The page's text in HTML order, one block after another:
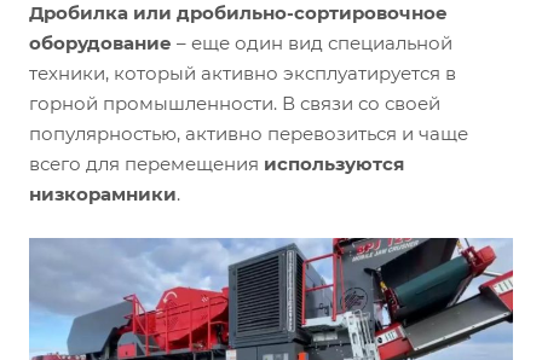
Дробилка или дробильно-сортировочное
оборудование – еще один вид специальной
техники, который активно эксплуатируется в
горной промышленности. В связи со своей
популярностью, активно перевозиться и чаще
всего для перемещения используются
низкорамники.